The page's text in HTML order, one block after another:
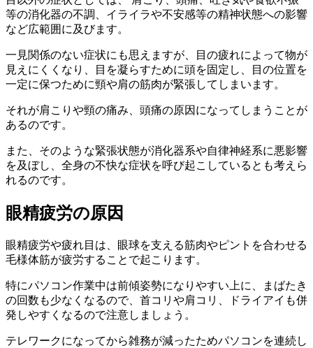
等の消化器の不調、イライラや不安感等の精神状態への影響
など広範囲に及びます。
一見関係のない症状にも思えますが、目の疲れによって物が
見えにくくなり、目を凝らすために頭を固定し、目の位置を
一定に保つために頸や肩の筋肉が緊張してしまいます。
それが肩こりや頸の痛み、頭痛の原因になってしまうことが
あるのです。
また、そのような緊張状態が消化器系や自律神経系に悪影響
を及ぼし、全身の不快な症状を呼び起こしているとも考えら
れるのです。
眼精疲労の原因
眼精疲労や疲れ目は、眼球を支える筋肉やピントを合わせる
毛様体筋が疲労することで起こります。
特にパソコン作業中は前傾姿勢になりやすい上に、まばたき
の回数も少なくなるので、首コリや肩コリ、ドライアイも併
発しやすくなるので注意しましょう。
テレワークになってから雑務が減ったためパソコンを連続し